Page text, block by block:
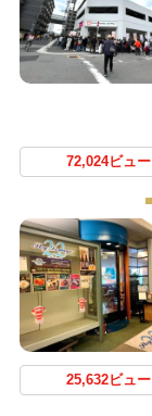
72,024ビュー
25,632ビュー